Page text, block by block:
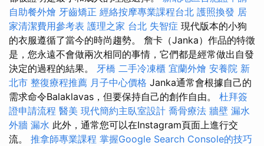
自助餐外燴 牙齒矯正 經絡按摩專業課程台北 護照換發 居
家清潔費用參考表 護理之家 台北 失智症 現代版本的小狗
的衣服遵循了當今的時尚趨勢。 詹卡（Janka）作品的特徵
是，您永遠不會做兩次相同的事情，它們都是經常做出自發
決定的過程的結果。 牙橋 二手冷凍櫃 宜蘭外燴 安養院 新
北市 整復療程推薦 月子中心價格 Janka通常會根據自己的
需求命令Balaklavas，但要保持自己的創作自由。 杜拜簽
證申請流程 醫美 現代簡約主臥室設計 喬骨療法 牆壁 漏水
外牆 漏水 此外，通常您可以在Instagram頁面上進行交
流。 推拿師專業課程 掌握Google Search Console的技巧